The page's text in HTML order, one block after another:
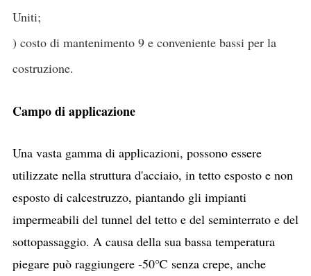
Uniti;
) costo di mantenimento 9 e conveniente bassi per la
costruzione.
Campo di applicazione
Una vasta gamma di applicazioni, possono essere
utilizzate nella struttura d'acciaio, in tetto esposto e non
esposto di calcestruzzo, piantando gli impianti
impermeabili del tunnel del tetto e del seminterrato e del
sottopassaggio. A causa della sua bassa temperatura
piegare può raggiungere -50℃ senza crepe, anche